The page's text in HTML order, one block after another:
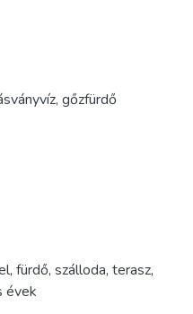
gőzfürdő
, fürdő, szálloda, terasz,
évek